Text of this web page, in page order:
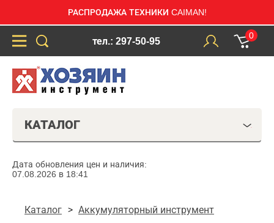
РАСПРОДАЖА ТЕХНИКИ CAIMAN!
тел.: 297-50-95
0
КАТАЛОГ
Дата обновления цен и наличия:
07.08.2026 в 18:41
Каталог Аккумуляторный инструмент